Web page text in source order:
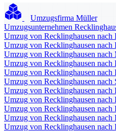
Umzugsfirma Müller
Umzugsunternehmen
Umzug von Recklinghausen nach
Umzug von Recklinghausen nach
Umzug von Recklinghausen nach
Umzug von Recklinghausen nach
Umzug von Recklinghausen nach
Umzug von Recklinghausen nach
Umzug von Recklinghausen nach
Umzug von Recklinghausen nach
Umzug von Recklinghausen nach
Umzug von Recklinghausen nach
Umzug von Recklinghausen nach